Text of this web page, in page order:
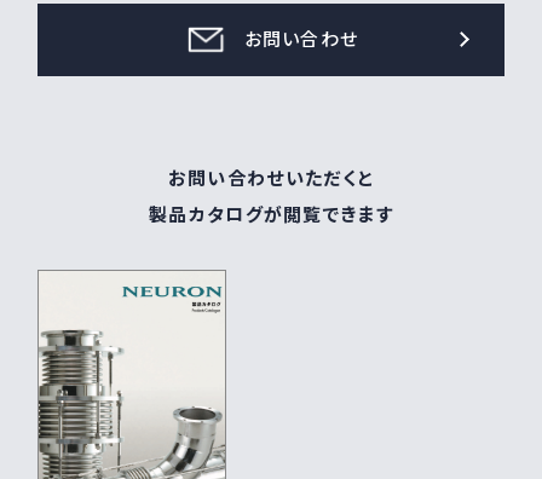
お問い合わせ
お問い合わせいただくと
製品カタログが閲覧できます